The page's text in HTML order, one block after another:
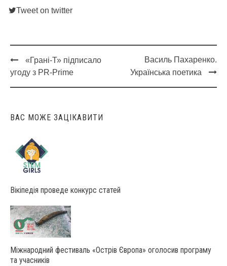
Tweet on twitter
Post
navigation
«Грані-Т» підписало
угоду з PR-Prime
Василь Пахаренко.
Українська поетика
ВАС МОЖЕ ЗАЦІКАВИТИ
Вікіпедія проведе конкурс статей
Міжнародний фестиваль «Острів Європа» оголосив програму
та учасників